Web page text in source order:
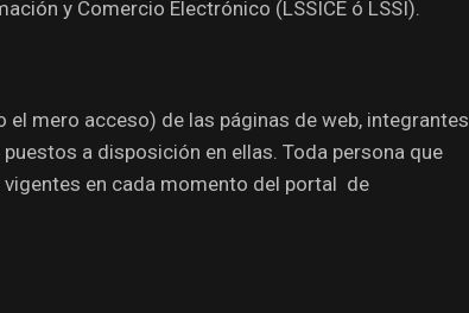
y Comercio Electrónico (LSSICE ó LSSI).
mero acceso) de las páginas de web, integrantes
a disposición en ellas. Toda persona que
en cada momento del portal de